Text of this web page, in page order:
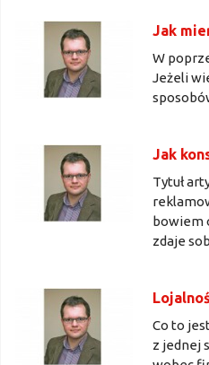
Jak
W
Jeżeli
Jak
Tytuł
bowiem
zdaje
Co to
z jednej